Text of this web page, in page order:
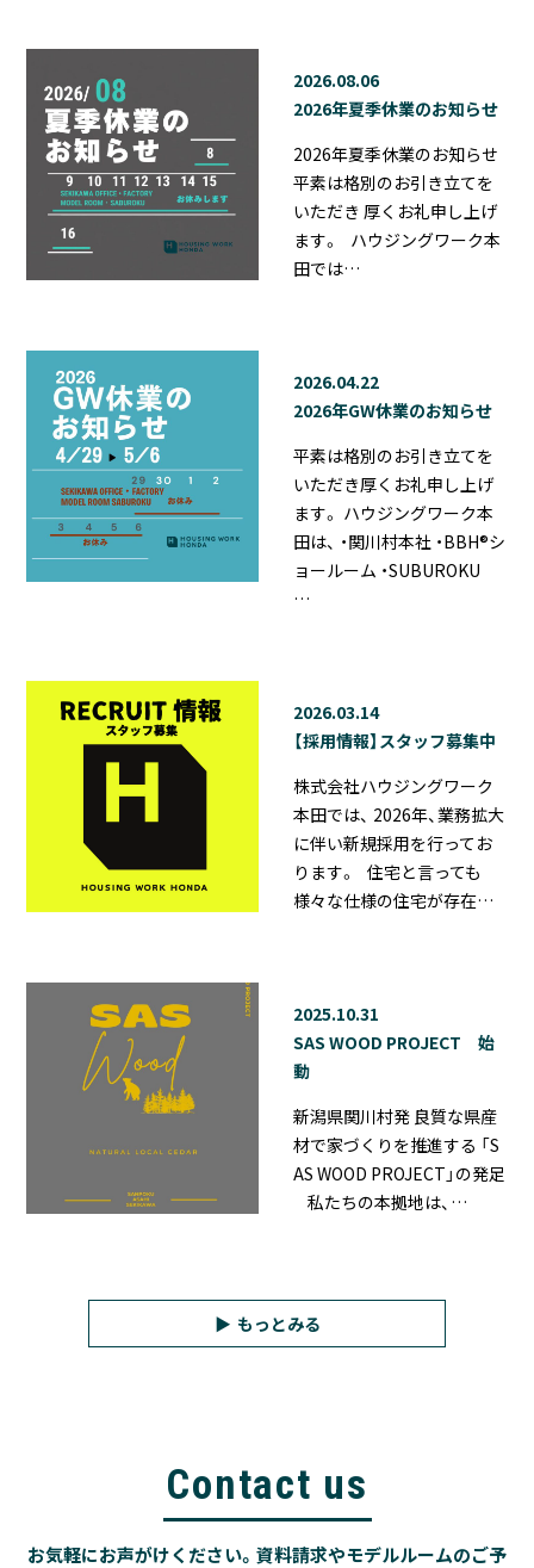
2026.08.06
2026年夏季休業のお知らせ
2026年夏季休業のお知らせ
平素は格別のお引き立てを
いただき 厚くお礼申し上げ
ます。 ハウジングワーク本
田では…
2026.04.22
2026年GW休業のお知らせ
平素は格別のお引き立てを
いただき厚くお礼申し上げ
ます。 ハウジングワーク本
田は、 ・関川村本社 ・BBH®シ
ョールーム ・SUBUROKU
…
2026.03.14
【採用情報】スタッフ募集中
株式会社ハウジングワーク
本田では、 2026年、業務拡大
に伴い新規採用を行ってお
ります。 住宅と言っても
様々な仕様の住宅が存在…
2025.10.31
SAS WOOD PROJECT 始
動
新潟県関川村発 良質な県産
材で家づくりを推進する 「S
AS WOOD PROJECT」の発足
私たちの本拠地は、…
もっとみる
Contact us
お気軽にお声がけください。資料請求やモデルルームのご予